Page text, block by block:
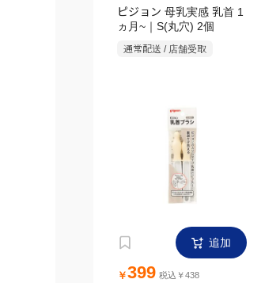
ピジョン 母乳実感 乳首 1
ヵ月~｜S(丸穴) 2個
通常配送 / 店舗受取
追加
￥399 税込￥438